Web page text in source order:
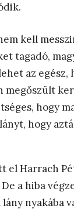
kell
tagadó,
az egész,
megőszült
hogy
hogy
el Harrach
a hiba
lány nyakába